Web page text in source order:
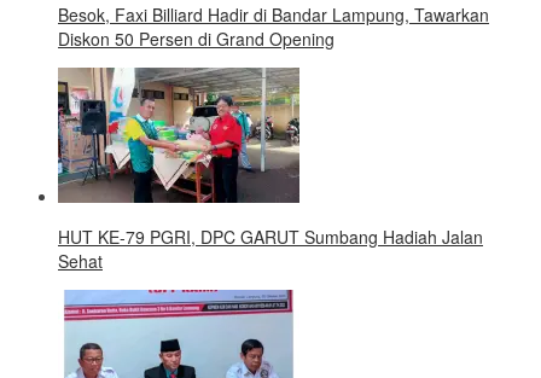
Besok, Faxi Billiard Hadir di Bandar Lampung, Tawarkan
Diskon 50 Persen di Grand Opening
HUT KE-79 PGRI, DPC GARUT Sumbang Hadiah Jalan
Sehat